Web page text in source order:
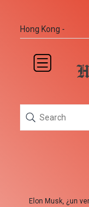
Hong Kong -
Elon Musk, ¿un